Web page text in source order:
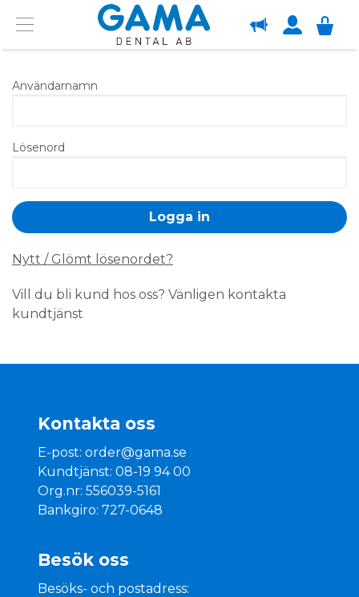
Menu
OM GAMA
Användarnamn
Lösenord
Nytt / Glömt lösenordet?
Vill du bli kund hos oss? Vänligen kontakta
kundtjänst
Kontakta oss
E-post:order@gama.se
Kundtjänst: 08-19 94 00
Org.nr: 556039-5161
Bankgiro: 727-0648
Besök oss
Besöks- och postadress: